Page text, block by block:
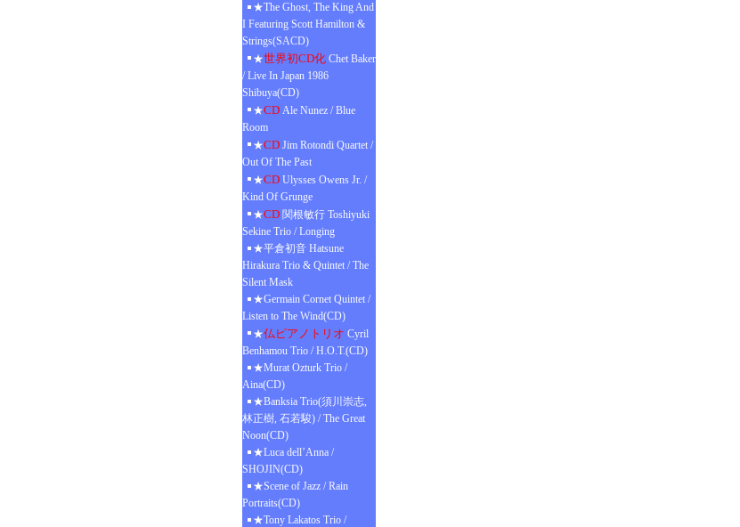
★The Ghost, The King And
I Featuring Scott Hamilton &
Strings(SACD)
★世界初CD化 Chet Baker
/ Live In Japan 1986
Shibuya(CD)
★CD Ale Nunez / Blue
Room
★CD Jim Rotondi Quartet /
Out Of The Past
★CD Ulysses Owens Jr. /
Kind Of Grunge
★CD 関根敏行 Toshiyuki
Sekine Trio / Longing
★平倉初音 Hatsune
Hirakura Trio & Quintet / The
Silent Mask
★Germain Cornet Quintet /
Listen to The Wind(CD)
★仏ピアノトリオ Cyril
Benhamou Trio / H.O.T.(CD)
★Murat Ozturk Trio /
Aina(CD)
★Banksia Trio(須川崇志,
林正樹, 石若駿) / The Great
Noon(CD)
★Luca dell’Anna /
SHOJIN(CD)
★Scene of Jazz / Rain
Portraits(CD)
★Tony Lakatos Trio /